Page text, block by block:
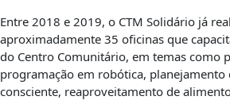
Entre 2018 e 2019, o CTM Solidário já
aproximadamente 35 oficinas que
do Centro Comunitário, em temas como
programação em robótica, planejamento
consciente, reaproveitamento de